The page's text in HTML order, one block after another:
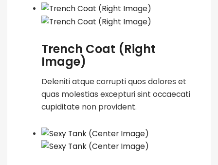
Trench Coat (Right
Image)
Deleniti atque corrupti quos dolores et
quas molestias excepturi sint occaecati
cupiditate non provident.